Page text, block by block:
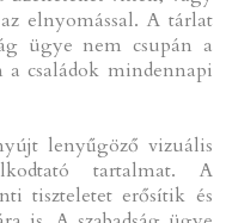
elnyomással. A tárlat
ügye nem csupán a
családok mindennapi
lenyűgöző vizuális
tartalmat. A
tiszteletet erősítik és